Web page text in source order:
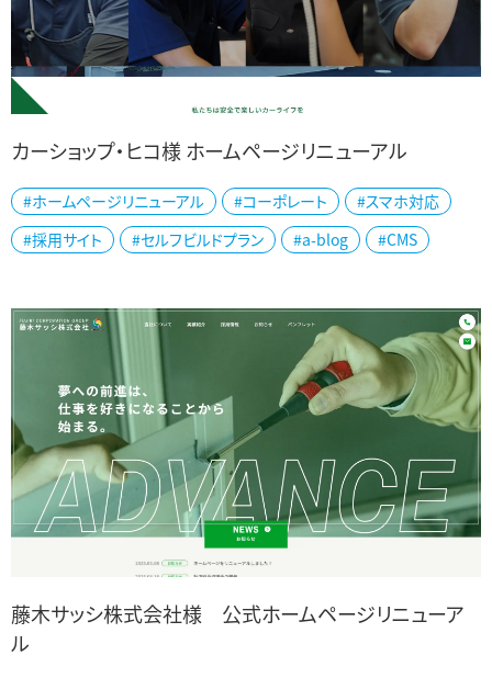
カーショップ・ヒコ様公式ホームページを制作しました。 茨城県で地
域に密着したサービスを展開するカーショップ・ヒコ様の公式ホーム
カーショップ・ヒコ様 ホームページリニューアル
#ホームページリニューアル #コーポレート
#スマホ対応
#採用サイト
#セルフビルドプラン #a-blog #CMS
藤木サッシ株式会社様 公式ホームページリニューア
ル